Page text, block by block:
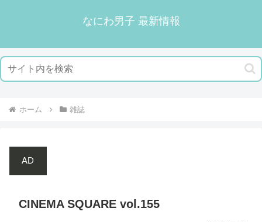
なにわ男子 最新情報
ホーム 雑誌
AD
CINEMA SQUARE vol.155